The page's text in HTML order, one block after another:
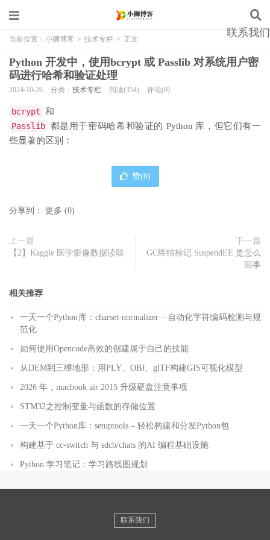
联系我们
当前位置： 小狮博客 > 技术专栏 > 正文
Python 开发中，使用bcrypt 或 Passlib 对系统用户密
码进行哈希和验证处理
2024-10-26 分类： 技术专栏 阅读(354) 评论(0)
bcrypt 和
Passlib 都是用于密码哈希和验证的 Python 库，但它们有一
些显著的区别：
赞(0)
分享到： 更多 (0)
上一篇
【2】Kaggle 医学影像数据读取
下一篇
GC终结标记 SuspendEE 是怎么
回事
相关推荐
一天一个Python库：charset-normalizer – 自动化字符编码检测与规
范化
如何使用Opencode高效的创建属于自己的技能
从DEM到三维地形：用PLY、OBJ、glTF构建GIS可视化模型
2026 年，macbook air 2015 升级硬盘注意事项
STM32之控制变量与函数的存储位置
一天一个Python库：setuptools – 轻松构建和分发Python包
构建基于 cc-switch 与 sdcb/chats 的AI 编程基础设施
Python 学习笔记：学习路线图规划
联系我们